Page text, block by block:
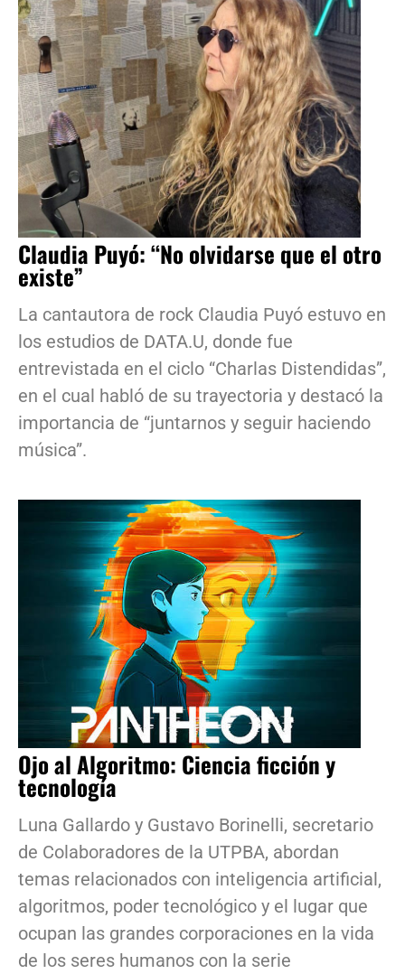
Claudia Puyó: “No olvidarse que el otro
existe”
La cantautora de rock Claudia Puyó estuvo en
los estudios de DATA.U, donde fue
entrevistada en el ciclo “Charlas Distendidas”,
en el cual habló de su trayectoria y destacó la
importancia de “juntarnos y seguir haciendo
música”.
Ojo al Algoritmo: Ciencia ficción y
tecnología
Luna Gallardo y Gustavo Borinelli, secretario
de Colaboradores de la UTPBA, abordan
temas relacionados con inteligencia artificial,
algoritmos, poder tecnológico y el lugar que
ocupan las grandes corporaciones en la vida
de los seres humanos con la serie